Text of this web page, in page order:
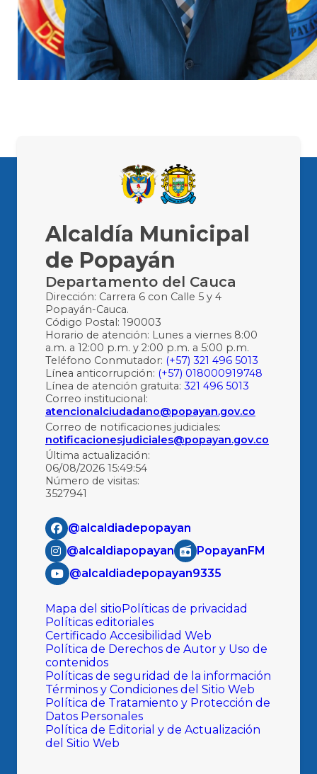
Alcaldía Municipal
de Popayán
Departamento del Cauca
Dirección: Carrera 6 con Calle 5 y 4
Popayán-Cauca.
Código Postal: 190003
Horario de atención: Lunes a viernes 8:00
a.m. a 12:00 p.m. y 2:00 p.m. a 5:00 p.m.
Teléfono Conmutador: (+57) 321 496 5013
Línea anticorrupción: (+57) 018000919748
Línea de atención gratuita: 321 496 5013
Correo institucional:
atencionalciudadano@popayan.gov.co
Correo de notificaciones judiciales:
notificacionesjudiciales@popayan.gov.co
Última actualización:
06/08/2026 15:49:54
Número de visitas:
3527941
@alcaldiadepopayan
@alcaldiapopayan
PopayanFM
@alcaldiadepopayan9335
Mapa del sitioPolíticas de privacidad
Políticas editoriales
Certificado Accesibilidad Web
Política de Derechos de Autor y Uso de
contenidos
Políticas de seguridad de la información
Términos y Condiciones del Sitio Web
Política de Tratamiento y Protección de
Datos Personales
Política de Editorial y de Actualización
del Sitio Web